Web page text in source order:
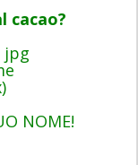
cacao?
jpg
NOME!